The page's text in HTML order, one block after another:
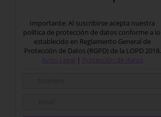
Importante: Al suscribirse acepta nuestra
política de protección de datos conforme a lo
establecido en Reglamento General de
Protección de Datos (RGPD) de la LOPD 2018.
Aviso Legal | Protección de datos